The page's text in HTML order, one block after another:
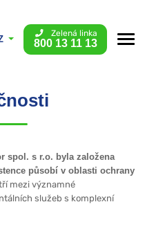
Zelená linka
800 13 11 13
spol. s r.o. byla založena
působí v oblasti ochrany
mezi významné
služeb s komplexní